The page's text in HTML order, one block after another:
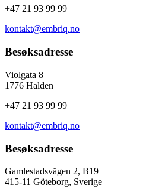
+47 21 93 99 99
kontakt@embriq.no
Besøksadresse
Violgata 8
1776 Halden
+47 21 93 99 99
kontakt@embriq.no
Besøksadresse
Gamlestadsvägen 2, B19
415-11 Göteborg, Sverige